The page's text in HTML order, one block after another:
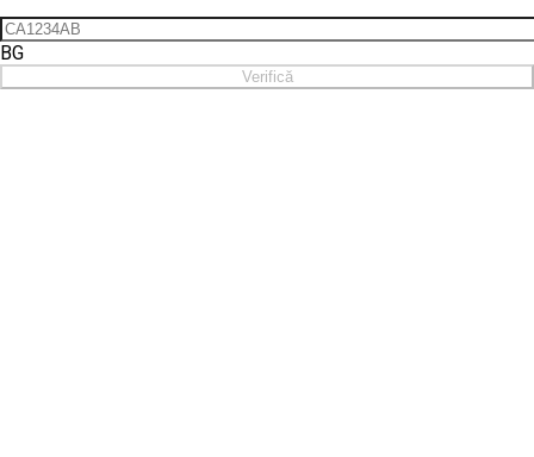
BG
Verifică